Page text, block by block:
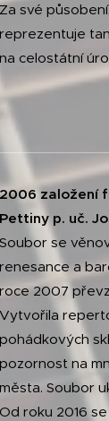
Za své
reprezentuje
na celostátní
2006 založení
Pettiny p. uč.
Soubor se
renesance a
roce 2007
Vytvořila
pohádkových
pozornost na
města. Soubor
Od roku 2016